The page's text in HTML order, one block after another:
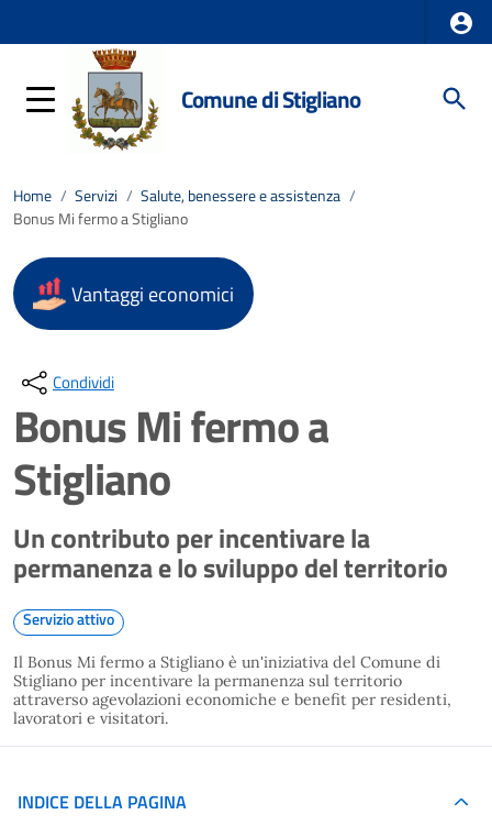
Comune di Stigliano
Home / Servizi / Salute, benessere e assistenza /
Bonus Mi fermo a Stigliano
Vantaggi economici
Condividi
Bonus Mi fermo a
Stigliano
Un contributo per incentivare la
permanenza e lo sviluppo del territorio
Servizio attivo
Il Bonus Mi fermo a Stigliano è un'iniziativa del Comune di
Stigliano per incentivare la permanenza sul territorio
attraverso agevolazioni economiche e benefit per residenti,
lavoratori e visitatori.
INDICE DELLA PAGINA